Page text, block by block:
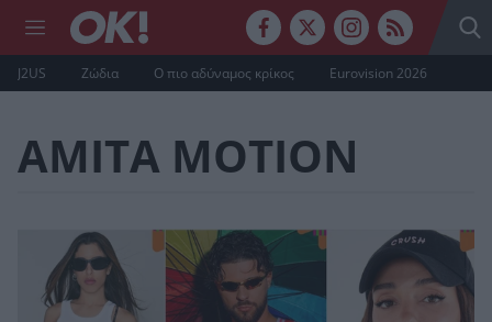
J2US Ζώδια Ο πιο αδύναμος κρίκος Eurovision 2026
AMITA MOTION